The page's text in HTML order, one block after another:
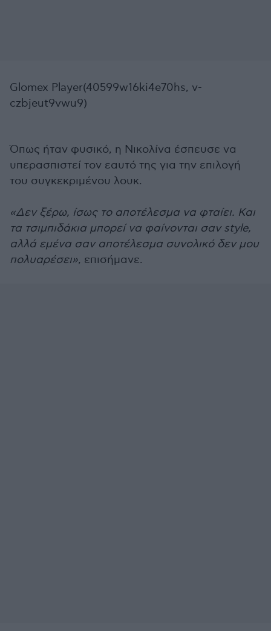
Glomex Player(40599w16ki4e70hs, v-
czbjeut9vwu9)
Όπως ήταν φυσικό, η Νικολίνα έσπευσε να
υπερασπιστεί τον εαυτό της για την επιλογή
του συγκεκριμένου λουκ.
«Δεν ξέρω, ίσως το αποτέλεσμα να φταίει. Και
τα τσιμπιδάκια μπορεί να φαίνονται σαν style,
αλλά εμένα σαν αποτέλεσμα συνολικό δεν μου
πολυαρέσει», επισήμανε.